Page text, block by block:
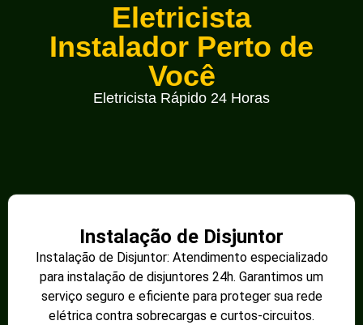
Eletricista
Instalador Perto de
Você
Eletricista Rápido 24 Horas
Instalação de Disjuntor
Instalação de Disjuntor: Atendimento especializado
para instalação de disjuntores 24h. Garantimos um
serviço seguro e eficiente para proteger sua rede
elétrica contra sobrecargas e curtos-circuitos.